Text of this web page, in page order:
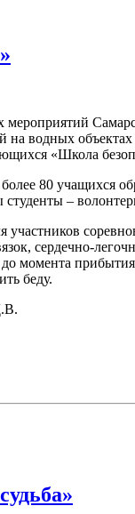
мероприятий
на водных
«Школа
80 учащихся
–
участников
сердечно-
до момента
беду.